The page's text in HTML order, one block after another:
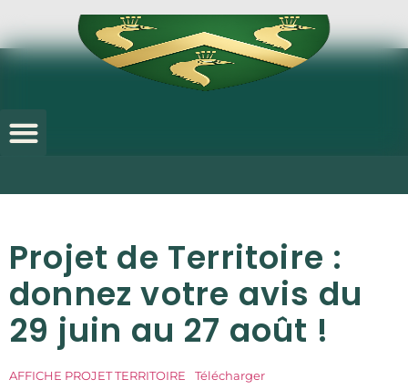
Projet de Territoire :
donnez votre avis du
29 juin au 27 août !
AFFICHE PROJET TERRITOIRE Télécharger